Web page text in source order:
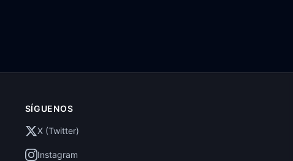
SÍGUENOS
X (Twitter)
Instagram